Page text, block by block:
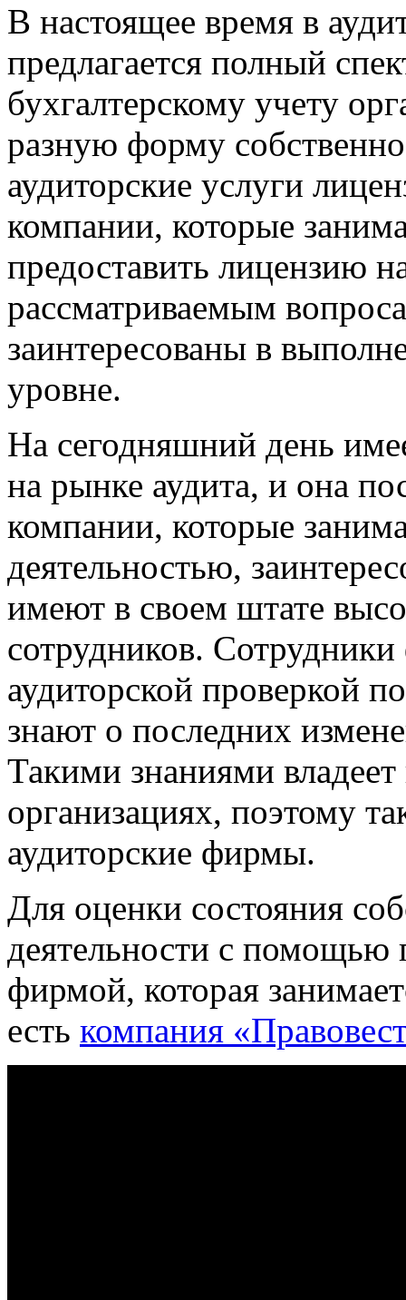
В настоящее время в
предлагается полный
бухгалтерскому учету
разную форму
аудиторские услуги
компании, которые
предоставить лицензию
рассматриваемым
заинтересованы в
уровне.
На сегодняшний день
на рынке аудита, и она
компании, которые
деятельностью,
имеют в своем штате
сотрудников.
аудиторской проверкой
знают о последних
Такими знаниями
организациях, поэтому
аудиторские фирмы.
Для оценки состояния
деятельности с помощью
фирмой, которая
есть компания